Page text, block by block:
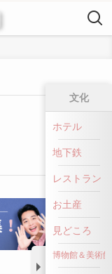
文化
ホテル
地下鉄
レストラン
お土産
見どころ
博物館＆美術館